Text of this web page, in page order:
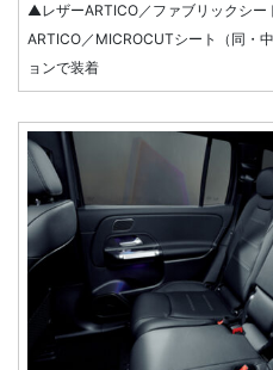
▲レザーARTICO／ファブリックシー
ARTICO／MICROCUTシート（同・
ョンで装着